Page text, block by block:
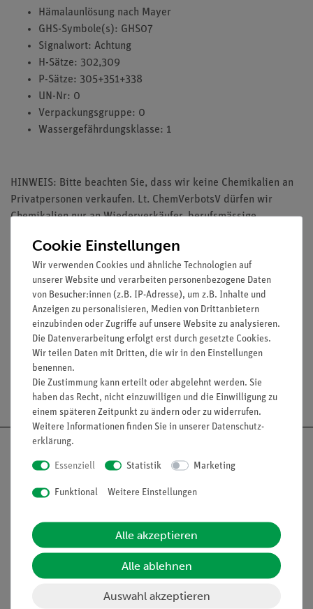
Hämalaunlösung nach Mayer
GHS-Symbole(s): GHS07
Signalwort: Achtung
H-Sätze: 302,309
P-Sätze: 305+351+338
UN-Nr: 0
Verpackungsgruppe: 0
Wassergefährdungsklasse: 1
HINWEIS: Bitte beachten Sie, dass wir keine Chemikalien an
Privatpersonen verkaufen. Lt. ChemVerbotsV dürfen wir
Chemikalien nur an Wiederverkäufer, berufsmässige
Lehranstalten abgeben.
Media / Downloads
Versandkostenfrei ab 300,- €
Nach oben
Informationen
Unternehmen
Service
Übersicht Service
Cookie Einstellungen
Wir verwenden Cookies und ähnliche Technologien auf
unserer Website und verarbeiten personenbezogene Daten
von Besucher:innen (z.B. IP-Adresse), um z.B. Inhalte und
Anzeigen zu personalisieren, Medien von Drittanbietern
einzubinden oder Zugriffe auf unsere Website zu analysieren.
Die Datenverarbeitung erfolgt erst durch gesetzte Cookies.
Wir teilen Daten mit Dritten, die wir in den Einstellungen
benennen.
Die Zustimmung kann erteilt oder abgelehnt werden. Sie
haben das Recht, nicht einzuwilligen und die Einwilligung zu
einem späteren Zeitpunkt zu ändern oder zu widerrufen.
Weitere Informationen finden Sie in unserer Daten­schutz­
erklärung.
Essenziell Statistik Marketing
Funktional Weitere Einstellungen
Alle akzeptieren
Alle ablehnen
Auswahl akzeptieren